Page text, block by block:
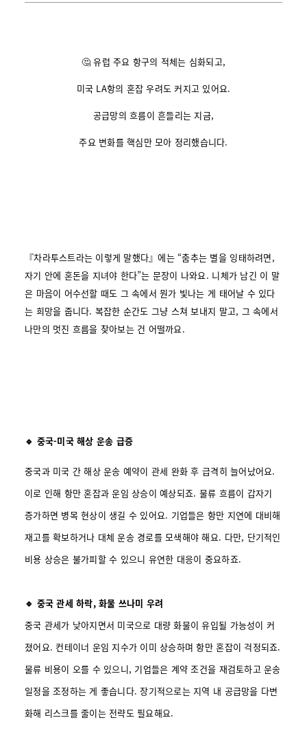
🤔 유럽 주요 항구의 적체는 심화되고,
미국 LA항의 혼잡 우려도 커지고 있어요.
공급망의 흐름이 흔들리는 지금,
주요 변화를 핵심만 모아 정리했습니다.
『차라투스트라는 이렇게 말했다』에는 “춤추는 별을 잉태하려면,
자기 안에 혼돈을 지녀야 한다”는 문장이 나와요. 니체가 남긴 이 말
은 마음이 어수선할 때도 그 속에서 뭔가 빛나는 게 태어날 수 있다
는 희망을 줍니다. 복잡한 순간도 그냥 스쳐 보내지 말고, 그 속에서
나만의 멋진 흐름을 찾아보는 건 어떨까요.
🔹 중국-미국 해상 운송 급증
중국과 미국 간 해상 운송 예약이 관세 완화 후 급격히 늘어났어요.
이로 인해 항만 혼잡과 운임 상승이 예상되죠. 물류 흐름이 갑자기
증가하면 병목 현상이 생길 수 있어요. 기업들은 항만 지연에 대비해
재고를 확보하거나 대체 운송 경로를 모색해야 해요. 다만, 단기적인
비용 상승은 불가피할 수 있으니 유연한 대응이 중요하죠.
🔹 중국 관세 하락, 화물 쓰나미 우려
중국 관세가 낮아지면서 미국으로 대량 화물이 유입될 가능성이 커
졌어요. 컨테이너 운임 지수가 이미 상승하며 항만 혼잡이 걱정되죠.
물류 비용이 오를 수 있으니, 기업들은 계약 조건을 재검토하고 운송
일정을 조정하는 게 좋습니다. 장기적으로는 지역 내 공급망을 다변
화해 리스크를 줄이는 전략도 필요해요.